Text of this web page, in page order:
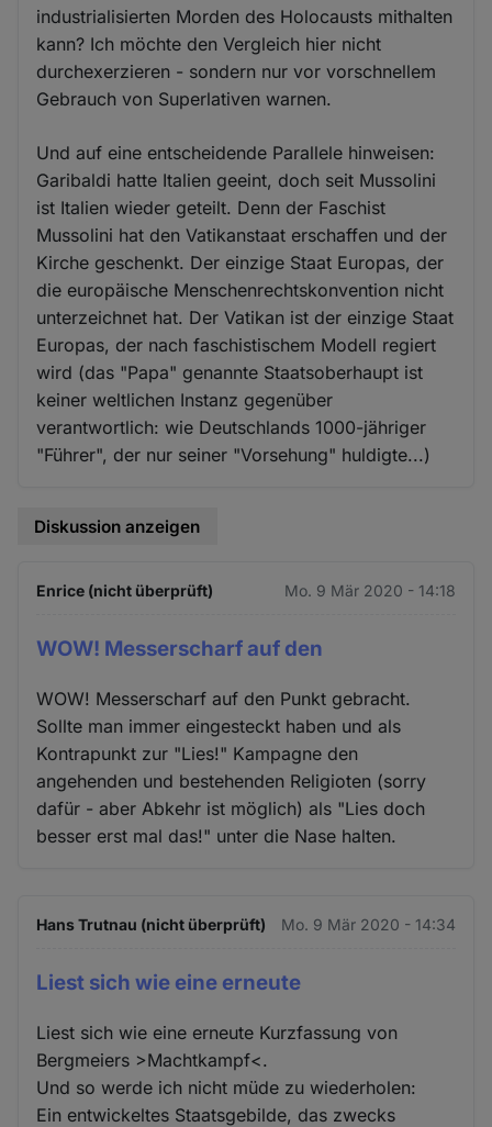
industrialisierten Morden des Holocausts mithalten
kann? Ich möchte den Vergleich hier nicht
durchexerzieren - sondern nur vor vorschnellem
Gebrauch von Superlativen warnen.
Und auf eine entscheidende Parallele hinweisen:
Garibaldi hatte Italien geeint, doch seit Mussolini
ist Italien wieder geteilt. Denn der Faschist
Mussolini hat den Vatikanstaat erschaffen und der
Kirche geschenkt. Der einzige Staat Europas, der
die europäische Menschenrechtskonvention nicht
unterzeichnet hat. Der Vatikan ist der einzige Staat
Europas, der nach faschistischem Modell regiert
wird (das "Papa" genannte Staatsoberhaupt ist
keiner weltlichen Instanz gegenüber
verantwortlich: wie Deutschlands 1000-jähriger
"Führer", der nur seiner "Vorsehung" huldigte...)
Diskussion anzeigen
Enrice (nicht überprüft) Mo. 9 Mär 2020 - 14:18
WOW! Messerscharf auf den
WOW! Messerscharf auf den Punkt gebracht.
Sollte man immer eingesteckt haben und als
Kontrapunkt zur "Lies!" Kampagne den
angehenden und bestehenden Religioten (sorry
dafür - aber Abkehr ist möglich) als "Lies doch
besser erst mal das!" unter die Nase halten.
Hans Trutnau (nicht überprüft) Mo. 9 Mär 2020 - 14:34
Liest sich wie eine erneute
Liest sich wie eine erneute Kurzfassung von
Bergmeiers >Machtkampf<.
Und so werde ich nicht müde zu wiederholen:
Ein entwickeltes Staatsgebilde, das zwecks